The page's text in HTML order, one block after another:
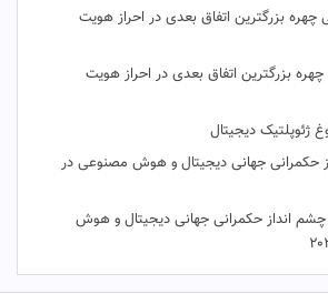
چهره بزرگترین اتفاق بعدی در احراز هویت
بزرگترین اتفاق بعدی در احراز هویت
ژئوپلتیک دیجیتال
حکمرانی جهانی دیجیتال و هوش مصنوعی در
چشم‌ انداز حکمرانی جهانی دیجیتال و هوش